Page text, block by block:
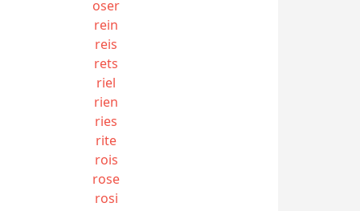
oser
rein
reis
rets
riel
rien
ries
rite
rois
rose
rosi